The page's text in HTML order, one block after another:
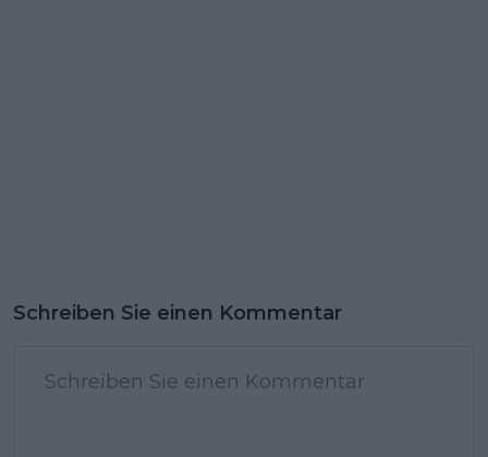
Schreiben Sie einen Kommentar